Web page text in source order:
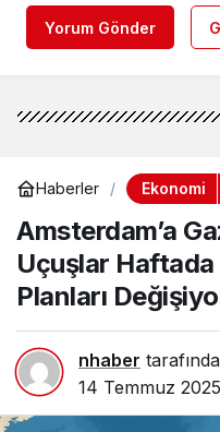
Yorum Gönder
Haberler Ekonomi
Amsterdam’a
Uçuşlar Haftada
Planları
nhaber
14 Temmuz